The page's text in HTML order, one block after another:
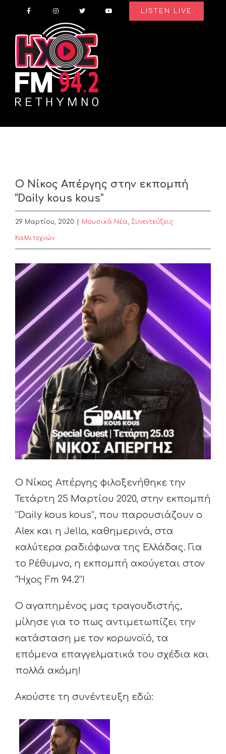
content
LISTEN LIVE
Ο Νίκος Απέργης στην εκπομπή
“Daily kous kous”
29 Μαρτίου, 2020 Μουσικά Νέα, Συνεντεύξεις
Καλλιτεχνών
View
Larger
Ο Νίκος Απέργης φιλοξενήθηκε την
Τετάρτη 25 Μαρτίου 2020, στην εκπομπή
“Daily kous kous”, που παρουσιάζουν ο
Alex και η Jella, καθημερινά, στα
καλύτερα ραδιόφωνα της Ελλάδας. Για
το Ρέθυμνο, η εκπομπή ακούγεται στον
“Ήχος Fm 94.2”!
Ο αγαπημένος μας τραγουδιστής,
μίλησε για το πως αντιμετωπίζει την
κατάσταση με τον κορωνοϊό, τα
επόμενα επαγγελματικά του σχέδια και
πολλά ακόμη!
Ακούστε τη συνέντευξη εδώ: